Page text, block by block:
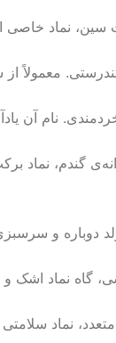
نماد خاصی
معمولاً
نام آن
گندم، نماد
دوباره و
گاه نماد اشک
نماد